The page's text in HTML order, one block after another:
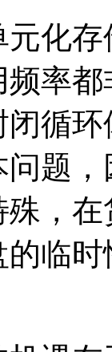
化
率
循
题
，
临